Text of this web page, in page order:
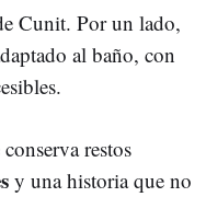
Cunit. Por un lado,
al baño, con
restos
y una historia que no